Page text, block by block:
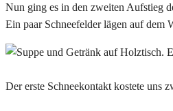
Nun ging es in den zweiten Aufstieg
Ein paar Schneefelder lägen auf
Der erste Schneekontakt kostete uns